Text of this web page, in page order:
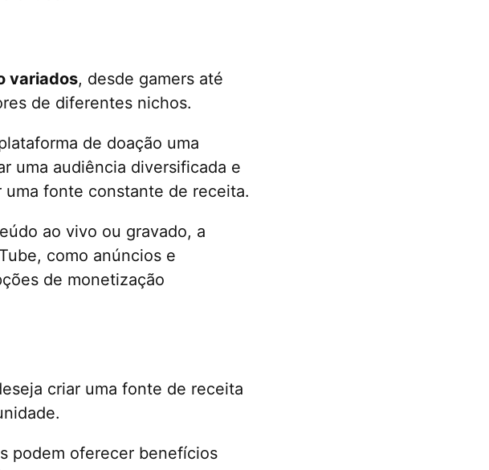
variados, desde gamers até
de diferentes nichos.
de doação uma
uma audiência diversificada e
uma fonte constante de receita.
ao vivo ou gravado, a
como anúncios e
de monetização
criar uma fonte de receita
podem oferecer benefícios